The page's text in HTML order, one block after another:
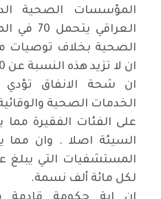
المؤسسات الصحية
العراقي
الصحية بخلاف توصيات
ان لا تزيد هذه النسبة عن 30 في المائة
ان شحة الانفاق
الخدمات الصحية
على الفئات الفقيرة مما
السيئة اصلا . وان مما
لكل مائة ألف نسمة.